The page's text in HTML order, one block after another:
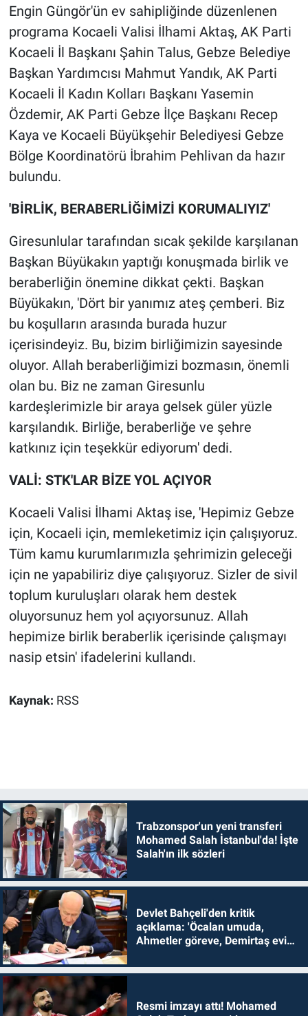
Engin Güngör'ün ev sahipliğinde düzenlenen
programa Kocaeli Valisi İlhami Aktaş, AK Parti
Kocaeli İl Başkanı Şahin Talus, Gebze Belediye
Başkan Yardımcısı Mahmut Yandık, AK Parti
Kocaeli İl Kadın Kolları Başkanı Yasemin
Özdemir, AK Parti Gebze İlçe Başkanı Recep
Kaya ve Kocaeli Büyükşehir Belediyesi Gebze
Bölge Koordinatörü İbrahim Pehlivan da hazır
bulundu.
'BİRLİK, BERABERLİĞİMİZİ KORUMALIYIZ'
Giresunlular tarafından sıcak şekilde karşılanan
Başkan Büyükakın yaptığı konuşmada birlik ve
beraberliğin önemine dikkat çekti. Başkan
Büyükakın, 'Dört bir yanımız ateş çemberi. Biz
bu koşulların arasında burada huzur
içerisindeyiz. Bu, bizim birliğimizin sayesinde
oluyor. Allah beraberliğimizi bozmasın, önemli
olan bu. Biz ne zaman Giresunlu
kardeşlerimizle bir araya gelsek güler yüzle
karşılandık. Birliğe, beraberliğe ve şehre
katkınız için teşekkür ediyorum' dedi.
VALİ: STK'LAR BİZE YOL AÇIYOR
Kocaeli Valisi İlhami Aktaş ise, 'Hepimiz Gebze
için, Kocaeli için, memleketimiz için çalışıyoruz.
Tüm kamu kurumlarımızla şehrimizin geleceği
için ne yapabiliriz diye çalışıyoruz. Sizler de sivil
toplum kuruluşları olarak hem destek
oluyorsunuz hem yol açıyorsunuz. Allah
hepimize birlik beraberlik içerisinde çalışmayı
nasip etsin' ifadelerini kullandı.
Kaynak: RSS
Trabzonspor'un yeni transferi
Mohamed Salah İstanbul'da! İşte
Salah'ın ilk sözleri
Devlet Bahçeli'den kritik
açıklama: 'Öcalan umuda,
Ahmetler göreve, Demirtaş evine
Resmi imzayı attı! Mohamed